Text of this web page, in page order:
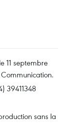
11 septembre
39411348
sans la